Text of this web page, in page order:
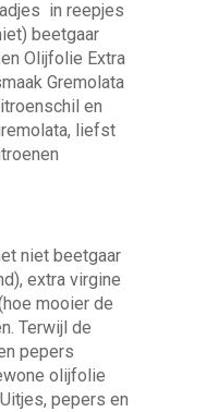
in reepjes
beetgaar
Olijfolie Extra
Gremolata
en
liefst
niet beetgaar
extra virgine
mooier de
Terwijl de
pepers
olijfolie
pepers en